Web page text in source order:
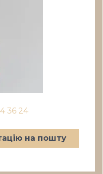
36 24
на пошту